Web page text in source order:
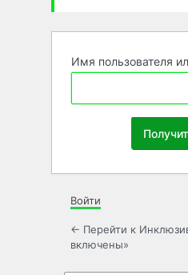
Имя пользователя
Войти
← Перейти к
включены»